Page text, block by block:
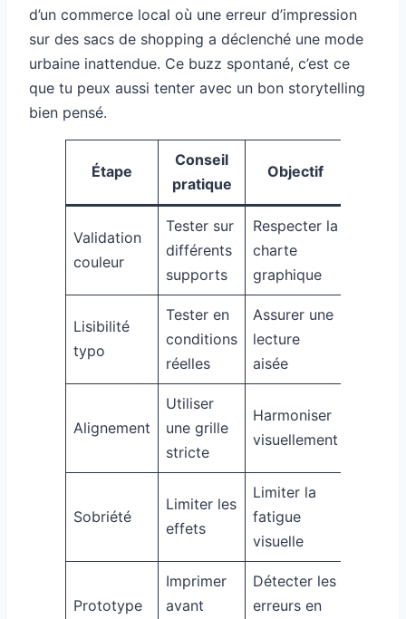
d’un commerce local où une erreur d’impression
sur des sacs de shopping a déclenché une mode
urbaine inattendue. Ce buzz spontané, c’est ce
que tu peux aussi tenter avec un bon storytelling
bien pensé.
Étape
Conseil
pratique
Objectif
Validation
couleur
Tester sur
différents
supports
Respecter la
charte
graphique
Lisibilité
typo
Tester en
conditions
réelles
Assurer une
lecture
aisée
Alignement
Utiliser
une grille
stricte
Harmoniser
visuellement
Sobriété
Limiter les
effets
Limiter la
fatigue
visuelle
Prototype
Imprimer
avant
Détecter les
erreurs en